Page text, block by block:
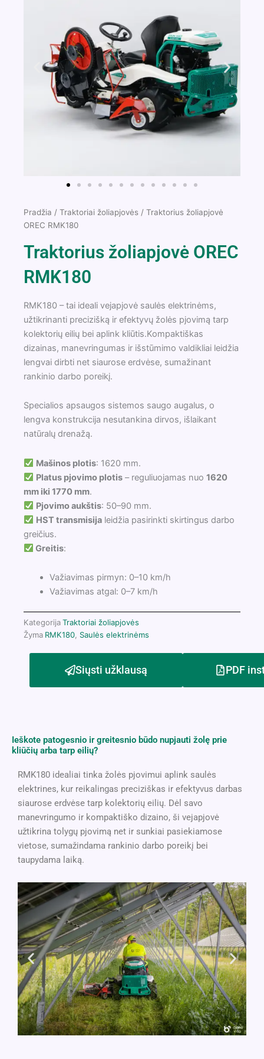
Pradžia / Traktoriai žoliapjovės / Traktorius žoliapjovė
OREC RMK180
Traktorius žoliapjovė OREC
RMK180
RMK180 – tai ideali vejapjovė saulės elektrinėms,
užtikrinanti precizišką ir efektyvų žolės pjovimą tarp
kolektorių eilių bei aplink kliūtis.Kompaktiškas
dizainas, manevringumas ir išstūmimo valdikliai leidžia
lengvai dirbti net siaurose erdvėse, sumažinant
rankinio darbo poreikį.
Specialios apsaugos sistemos saugo augalus, o
lengva konstrukcija nesutankina dirvos, išlaikant
natūralų drenažą.
Mašinos plotis: 1620 mm.
Platus pjovimo plotis– reguliuojamas nuo 1620
mm iki 1770 mm.
Pjovimo aukštis: 50–90 mm.
HST transmisijaleidžia pasirinkti skirtingus darbo
greičius.
Greitis:
Važiavimas pirmyn: 0–10 km/h
Važiavimas atgal: 0–7 km/h
KategorijaTraktoriai žoliapjovės
Žyma RMK180 Saulės elektrinėms
Siųsti užklausą PDF
Ieškote patogesnio ir greitesnio būdo nupjauti žolę prie
kliūčių arba tarp eilių?
RMK180 idealiai tinka žolės pjovimui aplink saulės
elektrines, kur reikalingas preciziškas ir efektyvus darbas
siaurose erdvėse tarp kolektorių eilių. Dėl savo
manevringumo ir kompaktiško dizaino, ši vejapjovė
užtikrina tolygų pjovimą net ir sunkiai pasiekiamose
vietose, sumažindama rankinio darbo poreikį bei
taupydama laiką.